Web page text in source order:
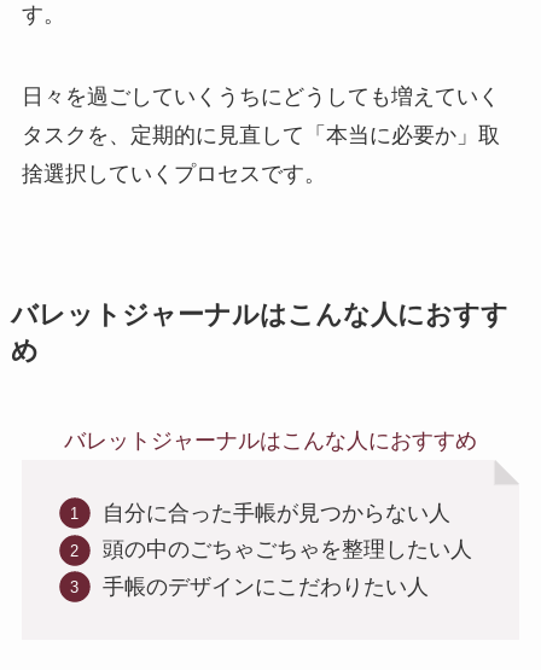
す。
日々を過ごしていくうちにどうしても増えていく
タスクを、定期的に見直して「本当に必要か」取
捨選択していくプロセスです。
バレットジャーナルはこんな人におすす
め
バレットジャーナルはこんな人におすすめ
自分に合った手帳が見つからない人
頭の中のごちゃごちゃを整理したい人
手帳のデザインにこだわりたい人